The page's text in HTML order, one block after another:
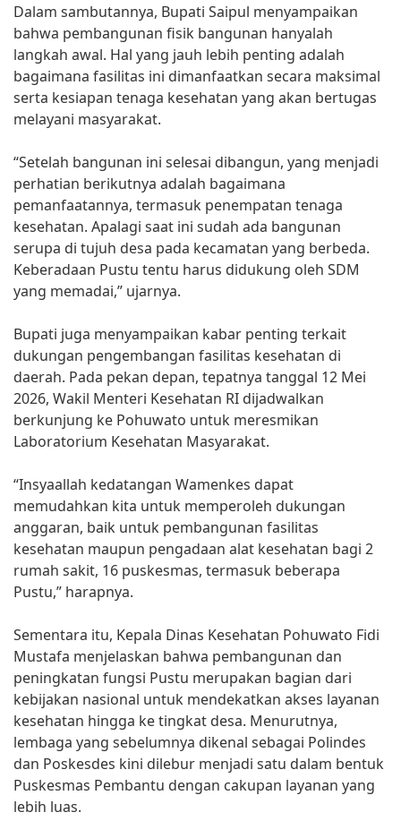
Dalam sambutannya, Bupati Saipul menyampaikan
bahwa pembangunan fisik bangunan hanyalah
langkah awal. Hal yang jauh lebih penting adalah
bagaimana fasilitas ini dimanfaatkan secara maksimal
serta kesiapan tenaga kesehatan yang akan bertugas
melayani masyarakat.
“Setelah bangunan ini selesai dibangun, yang menjadi
perhatian berikutnya adalah bagaimana
pemanfaatannya, termasuk penempatan tenaga
kesehatan. Apalagi saat ini sudah ada bangunan
serupa di tujuh desa pada kecamatan yang berbeda.
Keberadaan Pustu tentu harus didukung oleh SDM
yang memadai,” ujarnya.
Bupati juga menyampaikan kabar penting terkait
dukungan pengembangan fasilitas kesehatan di
daerah. Pada pekan depan, tepatnya tanggal 12 Mei
2026, Wakil Menteri Kesehatan RI dijadwalkan
berkunjung ke Pohuwato untuk meresmikan
Laboratorium Kesehatan Masyarakat.
“Insyaallah kedatangan Wamenkes dapat
memudahkan kita untuk memperoleh dukungan
anggaran, baik untuk pembangunan fasilitas
kesehatan maupun pengadaan alat kesehatan bagi 2
rumah sakit, 16 puskesmas, termasuk beberapa
Pustu,” harapnya.
Sementara itu, Kepala Dinas Kesehatan Pohuwato Fidi
Mustafa menjelaskan bahwa pembangunan dan
peningkatan fungsi Pustu merupakan bagian dari
kebijakan nasional untuk mendekatkan akses layanan
kesehatan hingga ke tingkat desa. Menurutnya,
lembaga yang sebelumnya dikenal sebagai Polindes
dan Poskesdes kini dilebur menjadi satu dalam bentuk
Puskesmas Pembantu dengan cakupan layanan yang
lebih luas.